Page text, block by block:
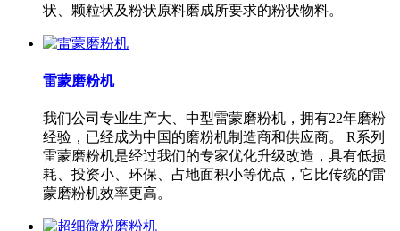
状、颗粒状及粉状原料磨成所要求的粉状物料。
雷蒙磨粉机
我们公司专业生产大、中型雷蒙磨粉机，拥有22年磨粉
经验，已经成为中国的磨粉机制造商和供应商。 R系列
雷蒙磨粉机是经过我们的专家优化升级改造，具有低损
耗、投资小、环保、占地面积小等优点，它比传统的雷
蒙磨粉机效率更高。